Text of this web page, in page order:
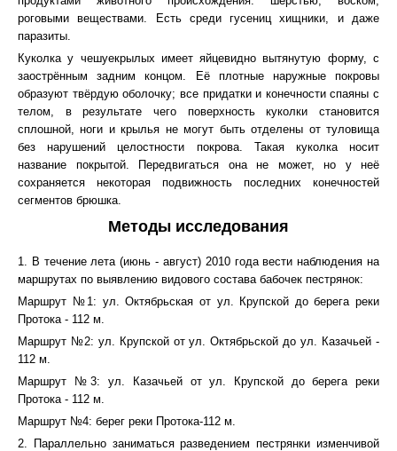
роговыми веществами. Есть среди гусениц хищники, и даже
паразиты.
Куколка у чешуекрылых имеет яйцевидно вытянутую форму, с
заострённым задним концом. Её плотные наружные покровы
образуют твёрдую оболочку; все придатки и конечности спаяны с
телом, в результате чего поверхность куколки становится
сплошной, ноги и крылья не могут быть отделены от туловища
без нарушений целостности покрова. Такая куколка носит
название покрытой. Передвигаться она не может, но у неё
сохраняется некоторая подвижность последних конечностей
сегментов брюшка.
Методы исследования
1. В течение лета (июнь - август) 2010 года вести наблюдения на
маршрутах по выявлению видового состава бабочек пестрянок:
Маршрут №1: ул. Октябрьская от ул. Крупской до берега реки
Протока - 112 м.
Маршрут №2: ул. Крупской от ул. Октябрьской до ул. Казачьей -
112 м.
Маршрут №3: ул. Казачьей от ул. Крупской до берега реки
Протока - 112 м.
Маршрут №4: берег реки Протока-112 м.
2. Параллельно заниматься разведением пестрянки изменчивой